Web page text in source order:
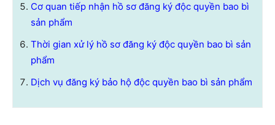
Cơ quan tiếp nhận hồ sơ đăng ký độc quyền bao bì
sản phẩm
Thời gian xử lý hồ sơ đăng ký độc quyền bao bì sản
phẩm
Dịch vụ đăng ký bảo hộ độc quyền bao bì sản phẩm